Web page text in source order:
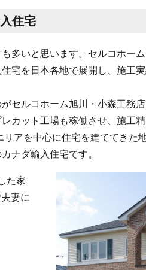
住宅
多いと思います。セルコホー
宅を日本各地で展開し、施工実
セルコホーム旭川・小森工務
カット工場も稼働させ、施工
アを中心に住宅を建ててきた
ナダ輸入住宅です。
た家
妻に